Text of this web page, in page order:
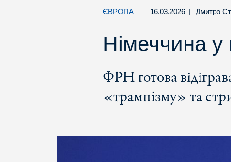
ЄВРОПА 16.03.2026 | Дмитро
Німеччина у
ФРН готова
«трампізму» та